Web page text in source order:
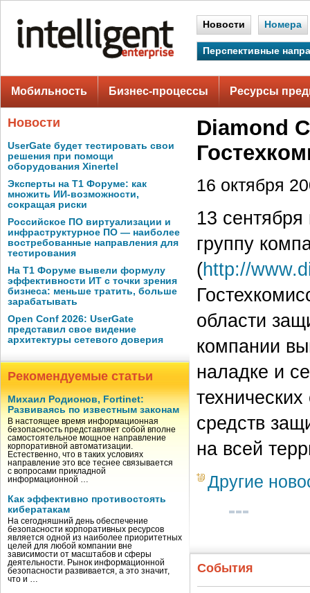
Новости Номера
Перспективные
Мобильность Бизнес-процессы Ресурсы
Новости
UserGate будет тестировать свои
решения при помощи
оборудования Xinertel
Эксперты на Т1 Форуме: как
множить ИИ-возможности,
сокращая риски
Российское ПО виртуализации и
инфраструктурное ПО — наиболее
востребованные направления для
тестирования
На Т1 Форуме вывели формулу
эффективности ИТ с точки зрения
бизнеса: меньше тратить, больше
зарабатывать
Open Conf 2026: UserGate
представил свое видение
архитектуры сетевого доверия
Рекомендуемые статьи
Михаил Родионов, Fortinet:
Развиваясь по известным законам
В настоящее время информационная
безопасность представляет собой вполне
самостоятельное мощное направление
корпоративной автоматизации.
Естественно, что в таких условиях
направление это все теснее связывается
с вопросами прикладной
информационной …
Как эффективно противостоять
кибератакам
На сегодняшний день обеспечение
безопасности корпоративных ресурсов
является одной из наиболее приоритетных
целей для любой компании вне
зависимости от масштабов и сферы
деятельности. Рынок информационной
безопасности развивается, а это значит,
что и …
Diamond
16 октября
13
группу
(http://
области
компании
наладке и
средств
на всей
Другие
События